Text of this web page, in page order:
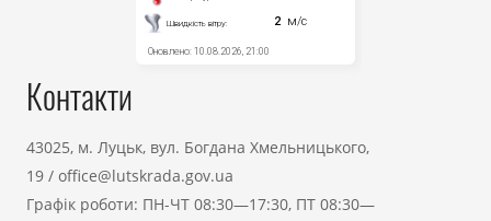
Контакти
43025, м. Луцьк, вул. Богдана Хмельницького,
19 / office@lutskrada.gov.ua
Графік роботи: ПН-ЧТ 08:30—17:30, ПТ 08:30—